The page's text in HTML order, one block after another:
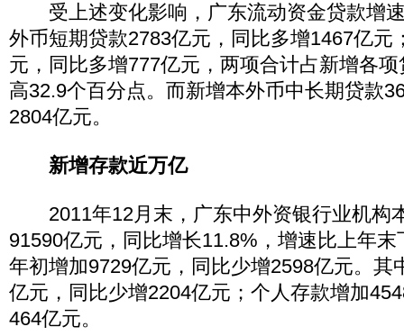
受上述变化影响，广东流动资金贷款增
外币短期贷款2783亿元，同比多增1467亿元
元，同比多增777亿元，两项合计占新增各
高32.9个百分点。而新增本外币中长期贷款
2804亿元。
新增存款近万亿
2011年12月末，广东中外资银行业机构
91590亿元，同比增长11.8%，增速比上年
年初增加9729亿元，同比少增2598亿元。其
亿元，同比少增2204亿元；个人存款增加
464亿元。